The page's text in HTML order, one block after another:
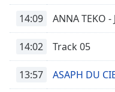
14:09 ANNA TEKO -
14:02 Track 05
13:57 ASAPH DU